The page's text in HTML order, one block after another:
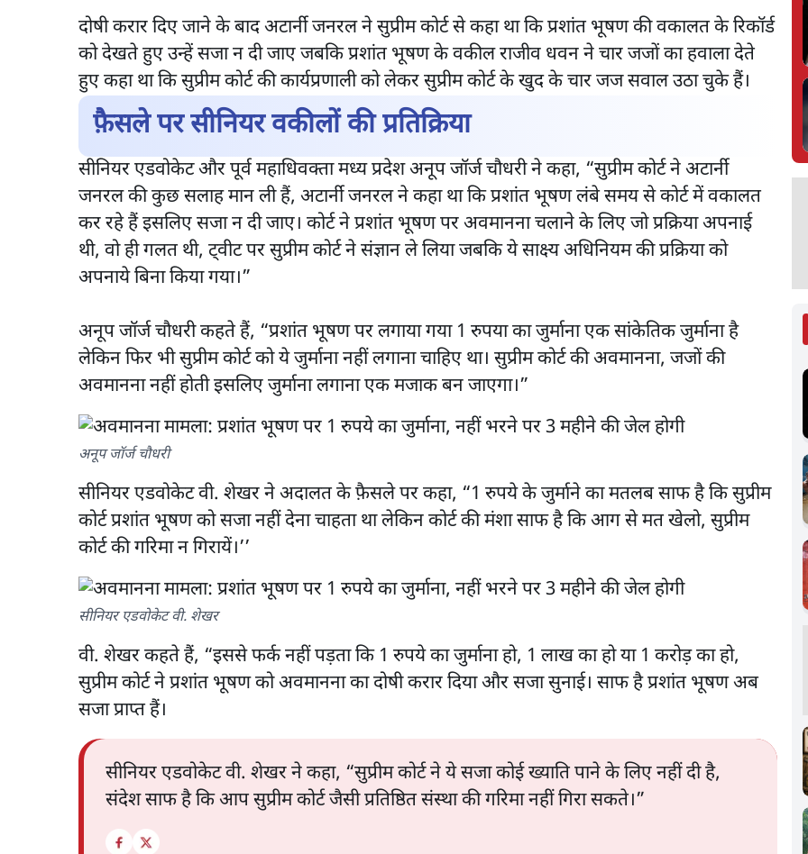
दोषी करार दिए जाने के बाद अटार्नी जनरल ने सुप्रीम कोर्ट से कहा था कि प्रशांत भूषण की वकालत के रिकॉर्ड
को देखते हुए उन्हें सजा न दी जाए जबकि प्रशांत भूषण के वकील राजीव धवन ने चार जजों का हवाला देते
हुए कहा था कि सुप्रीम कोर्ट की कार्यप्रणाली को लेकर सुप्रीम कोर्ट के खुद के चार जज सवाल उठा चुके हैं।
फ़ैसले पर सीनियर वकीलों की प्रतिक्रिया
सीनियर एडवोकेट और पूर्व महाधिवक्ता मध्य प्रदेश अनूप जॉर्ज चौधरी ने कहा, “सुप्रीम कोर्ट ने अटार्नी
जनरल की कुछ सलाह मान ली हैं, अटार्नी जनरल ने कहा था कि प्रशांत भूषण लंबे समय से कोर्ट में वकालत
कर रहे हैं इसलिए सजा न दी जाए। कोर्ट ने प्रशांत भूषण पर अवमानना चलाने के लिए जो प्रक्रिया अपनाई
थी, वो ही गलत थी, ट्वीट पर सुप्रीम कोर्ट ने संज्ञान ले लिया जबकि ये साक्ष्य अधिनियम की प्रक्रिया को
अपनाये बिना किया गया।”
अनूप जॉर्ज चौधरी कहते हैं, “प्रशांत भूषण पर लगाया गया 1 रुपया का जुर्माना एक सांकेतिक जुर्माना है
लेकिन फिर भी सुप्रीम कोर्ट को ये जुर्माना नहीं लगाना चाहिए था। सुप्रीम कोर्ट की अवमानना, जजों की
अवमानना नहीं होती इसलिए जुर्माना लगाना एक मजाक बन जाएगा।”
अनूप जॉर्ज चौधरी
सीनियर एडवोकेट वी. शेखर ने अदालत के फ़ैसले पर कहा, “1 रुपये के जुर्माने का मतलब साफ है कि सुप्रीम
कोर्ट प्रशांत भूषण को सजा नहीं देना चाहता था लेकिन कोर्ट की मंशा साफ है कि आग से मत खेलो, सुप्रीम
कोर्ट की गरिमा न गिरायें।’’
सीनियर एडवोकेट वी. शेखर
वी. शेखर कहते हैं, “इससे फर्क नहीं पड़ता कि 1 रुपये का जुर्माना हो, 1 लाख का हो या 1 करोड़ का हो,
सुप्रीम कोर्ट ने प्रशांत भूषण को अवमानना का दोषी करार दिया और सजा सुनाई। साफ है प्रशांत भूषण अब
सजा प्राप्त हैं।
सीनियर एडवोकेट वी. शेखर ने कहा, “सुप्रीम कोर्ट ने ये सजा कोई ख्याति पाने के लिए नहीं दी है,
संदेश साफ है कि आप सुप्रीम कोर्ट जैसी प्रतिष्ठित संस्था की गरिमा नहीं गिरा सकते।”